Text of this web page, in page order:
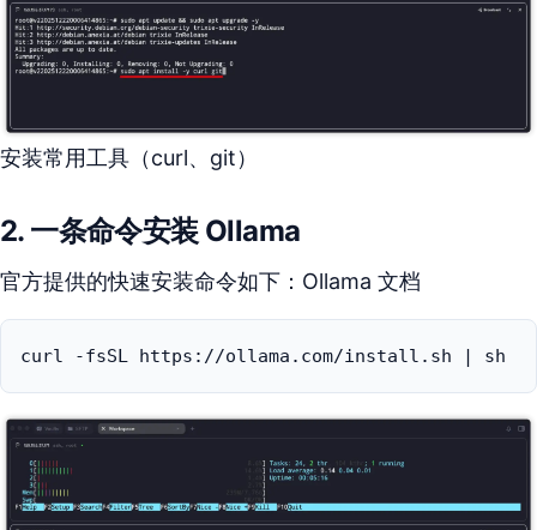
安装常用工具（curl、git）
2. 一条命令安装 Ollama
官方提供的快速安装命令如下：Ollama 文档
curl -fsSL https://ollama.com/install.sh | sh